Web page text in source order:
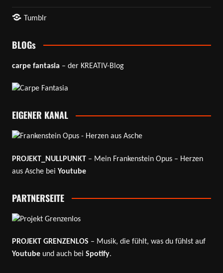
Tumblr
BLOGs
carpe fantasia – der KREATIV-Blog
EIGENER KANAL
PROJEKT_NULLPUNKT– Mein Frankenstein Opus – Herzen
aus Asche bei Youtube
PARTNERSEITE
PROJEKT GRENZENLOS – Musik, die fühlt, was du fühlst auf
Youtube und auch bei Spotify.